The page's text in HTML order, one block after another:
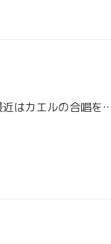
お久しぶりです、山本です。 僕の家の周りは田んぼが多いため、最近はカエルの合唱を聞きながら眠りにつきます。 意外と入眠しやすいですよ。 田舎最高ですね！ 田舎大学生の田んぼマウントでした。 ではでは... 東進衛星予備校 […]